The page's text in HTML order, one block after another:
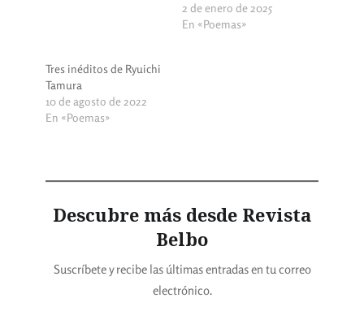
2 de enero de 2025
En «Poemas»
Tres inéditos de Ryuichi
Tamura
10 de agosto de 2022
En «Poemas»
Descubre más desde Revista
Belbo
Suscríbete y recibe las últimas entradas en tu correo
electrónico.